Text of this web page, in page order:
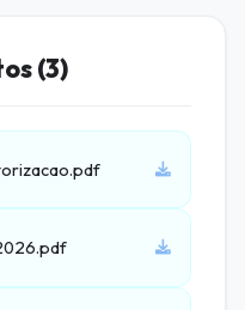
(3)